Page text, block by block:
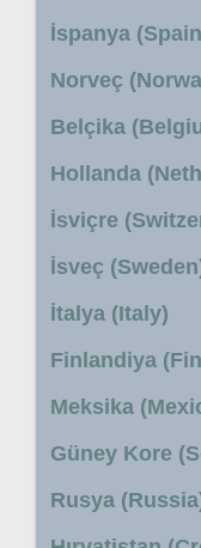
İspanya
Norveç
Belçika
Hollanda
İsviçre
İsveç
İtalya (Italy)
Finlandiya
Meksika
Güney Kore
Rusya